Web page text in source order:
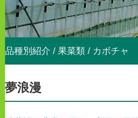
品種別紹介 / 果菜類 / カボチャ
夢浪漫